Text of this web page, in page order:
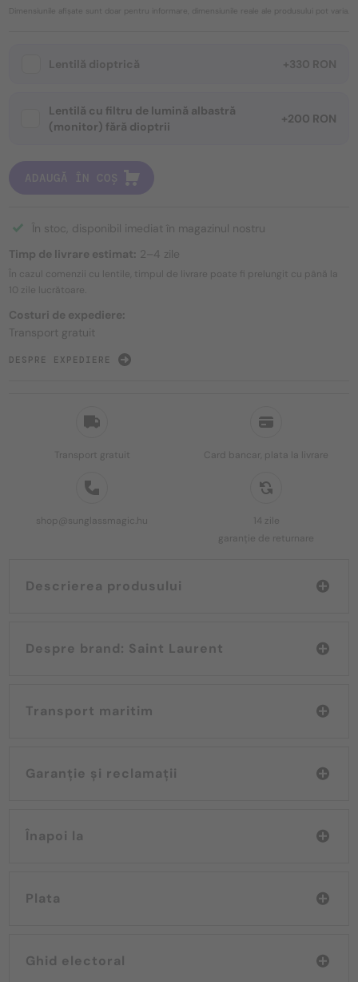
Transport gratuit Card bancar, plata la livrare
shop@sunglassmagic.hu
14 zile
garanție de returnare
Descrierea produsului
Despre brand: Saint Laurent
Transport maritim
Garanție și reclamații
Înapoi la
Plata
Ghid electoral
Dimensiunile afișate sunt doar pentru informare, dimensiunile reale ale produsului pot varia.
Lentilă dioptrică +330 RON
Lentilă cu filtru de lumină albastră
(monitor) fără dioptrii
+200 RON
ADAUGĂ ÎN COȘ
În stoc, disponibil imediat în magazinul nostru
Timp de livrare estimat: 2–4 zile
În cazul comenzii cu lentile, timpul de livrare poate fi prelungit cu până la
10 zile lucrătoare.
Costuri de expediere:
Transport gratuit
DESPRE EXPEDIERE